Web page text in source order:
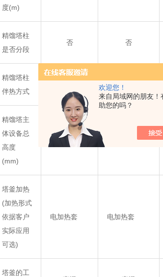
欢迎您！
来自局域网的朋友！
助您的吗？
度(m)
精馏塔柱
是否分段
否 否
精馏塔柱
伴热方式
电热丝
精馏塔主
体设备总
高度
(mm)
≈2770 ≈2800
塔釜加热
(加热形式
依据客户
实际应用
可选)
电加热套 电加热套
塔釜的工